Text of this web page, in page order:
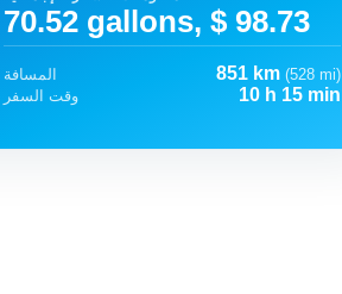
70.52 gallons, $ 98.73
المسافة 851 km (528 mi)
وقت السفر
10 h 15 min